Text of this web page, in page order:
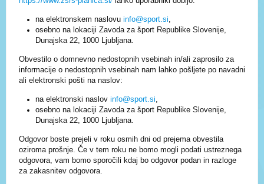
na elektronskem naslovu info@sport.si,
osebno na lokaciji Zavoda za šport Republike Slovenije,
Dunajska 22, 1000 Ljubljana.
Obvestilo o domnevno nedostopnih vsebinah in/ali zaprosilo za
informacije o nedostopnih vsebinah nam lahko pošljete po navadni
ali elektronski pošti na naslov:
na elektronski naslov info@sport.si,
osebno na lokaciji Zavoda za šport Republike Slovenije,
Dunajska 22, 1000 Ljubljana.
Odgovor boste prejeli v roku osmih dni od prejema obvestila
oziroma prošnje. Če v tem roku ne bomo mogli podati ustreznega
odgovora, vam bomo sporočili kdaj bo odgovor podan in razloge
za zakasnitev odgovora.